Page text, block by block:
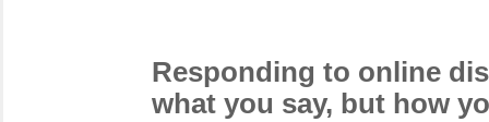
Responding to online
what you say, but how